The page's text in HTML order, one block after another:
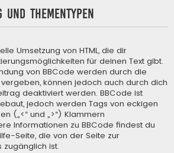
Thementypen
Umsetzung von HTML, die dir
für deinen Text gibt.
von BBCode werden durch die
können jedoch auch durch dich
deaktiviert werden. BBCode ist
jedoch werden Tags von eckigen
(„<“ und „>“) Klammern
Informationen zu BBCode findest du
Seite, die von der Seite zur
zugänglich ist.